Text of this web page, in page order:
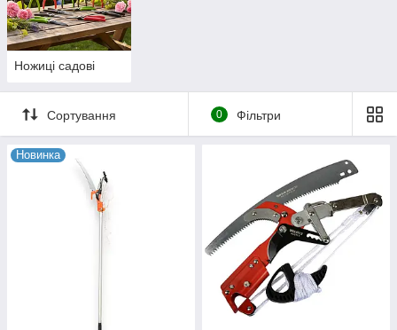
Ножиці садові
Сортування 0 Фільтри
Новинка